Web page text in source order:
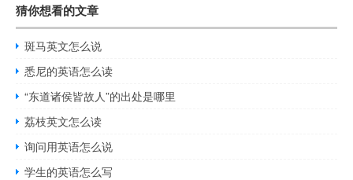
猜你想看的文章
斑马英文怎么说
悉尼的英语怎么读
“东道诸侯皆故人”的出处是哪里
荔枝英文怎么读
询问用英语怎么说
学生的英语怎么写